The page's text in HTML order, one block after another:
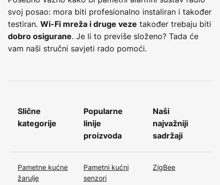
svoj posao: mora biti profesionalno instaliran i također
testiran. Wi-Fi mreža i druge veze također trebaju biti
dobro osigurane. Je li to previše složeno? Tada će
vam naši stručni savjeti rado pomoći.
Slične
kategorije
Popularne
linije
proizvoda
Naši
najvažniji
sadržaji
Pametne kućne
žarulje
Pametni kućni
senzori
ZigBee